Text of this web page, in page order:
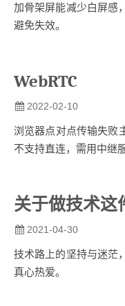
加骨架屏能减少白屏感
避免失效。
WebRTC
2022-02-10
浏览器点对点传输失败
不支持直连，需用中继
关于做技术这
2021-04-30
技术路上的坚持与迷茫
真心热爱。